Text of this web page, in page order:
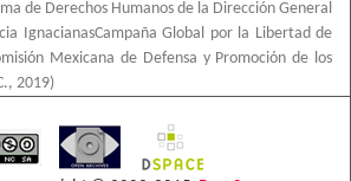
de Derechos Humanos de la Dirección General
IgnacianasCampaña Global por la Libertad de
Mexicana de Defensa y Promoción de los
, 2019)